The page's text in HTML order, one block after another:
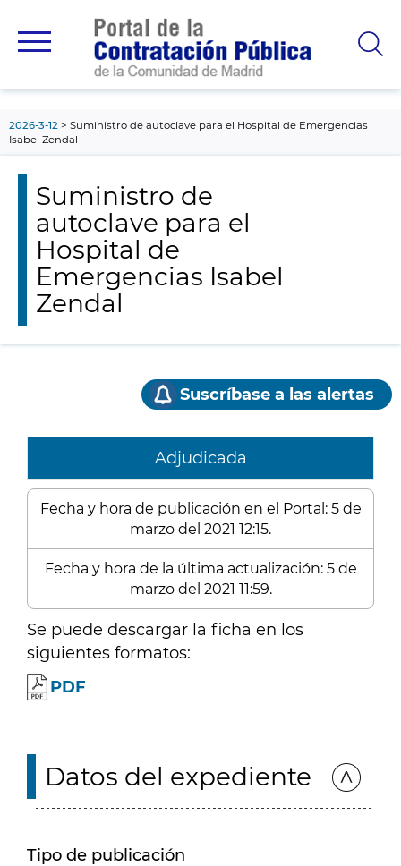
principal
2026-3-12
Suministro de autoclave para el Hospital de Emergencias
Isabel Zendal
Suministro de
autoclave para el
Hospital de
Emergencias Isabel
Zendal
Suscríbase a las alertas
Adjudicada
Fecha y hora de publicación en el Portal: 5 de
marzo del 2021 12:15.
Fecha y hora de la última actualización: 5 de
marzo del 2021 11:59.
Se puede descargar la ficha en los
siguientes formatos:
PDF
Datos del expediente
Tipo de publicación